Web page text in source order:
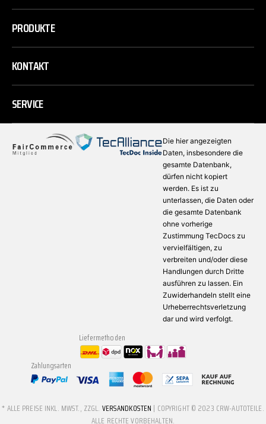
PRODUKTE
KONTAKT
SERVICE
Die hier angezeigten
Daten, insbesondere die
gesamte Datenbank,
dürfen nicht kopiert
werden. Es ist zu
unterlassen, die Daten oder
die gesamte Datenbank
ohne vorherige
Zustimmung TecDocs zu
vervielfältigen, zu
verbreiten und/oder diese
Handlungen durch Dritte
ausführen zu lassen. Ein
Zuwiderhandeln stellt eine
Urheberrechtsverletzung
dar und wird verfolgt.
Liefermethoden
Zahlungsarten
* ALLE PREISE INKL. MWST., ZZGL. VERSANDKOSTEN | COPYRIGHT © 2023 CRW-AUTOTEILE.
ALLE RECHTE VORBEHALTEN.